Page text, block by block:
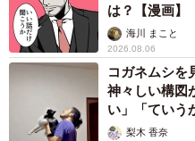
は？【漫画】
海川 まこと
2026.08.06
コガネムシを
神々しい構図
い」「ていう
梨木 香奈